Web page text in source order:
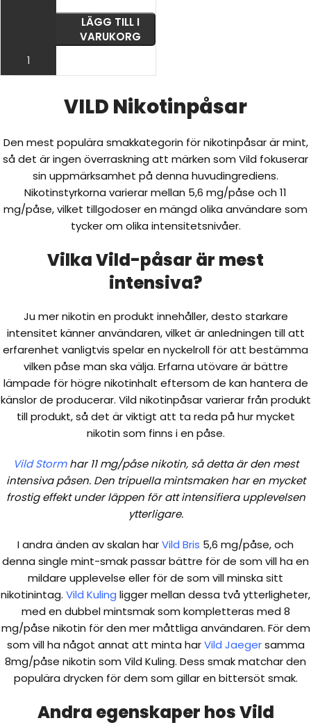
LÄGG TILL I
VARUKORG
VÄLJ ALTERNATIV
VILD Nikotinpåsar
Den mest populära smakkategorin för nikotinpåsar är mint,
så det är ingen överraskning att märken som Vild fokuserar
sin uppmärksamhet på denna huvudingrediens.
Nikotinstyrkorna varierar mellan 5,6 mg/påse och 11
mg/påse, vilket tillgodoser en mängd olika användare som
tycker om olika intensitetsnivåer.
Vilka Vild-påsar är mest
intensiva?
Ju mer nikotin en produkt innehåller, desto starkare
intensitet känner användaren, vilket är anledningen till att
erfarenhet vanligtvis spelar en nyckelroll för att bestämma
vilken påse man ska välja. Erfarna utövare är bättre
lämpade för högre nikotinhalt eftersom de kan hantera de
känslor de producerar. Vild nikotinpåsar varierar från produkt
till produkt, så det är viktigt att ta reda på hur mycket
nikotin som finns i en påse.
Vild Stormhar 11 mg/påse nikotin, så detta är den mest
intensiva påsen. Den tripuella mintsmaken har en mycket
frostig effekt under läppen för att intensifiera upplevelsen
ytterligare.
I andra änden av skalan harVild Bris 5,6 mg/påse, och
denna single mint-smak passar bättre för de som vill ha en
mildare upplevelse eller för de som vill minska sitt
nikotinintag. Vild Kuling ligger mellan dessa två ytterligheter,
med en dubbel mintsmak som kompletteras med 8
mg/påse nikotin för den mer måttliga användaren. För dem
som vill ha något annat att minta harVild Jaegersamma
8mg/påse nikotin som Vild Kuling. Dess smak matchar den
populära drycken för dem som gillar en bittersöt smak.
Andra egenskaper hos Vild